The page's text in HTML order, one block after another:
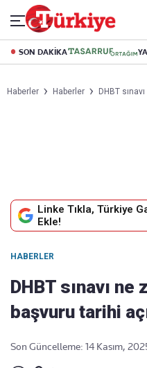
SON DAKİKA
Haberler Haberler DHBT
Linke Tıkla, Türkiye
Ekle!
HABERLER
DHBT sınavı ne
başvuru tarihi
Son Güncelleme: 14 Kasım,